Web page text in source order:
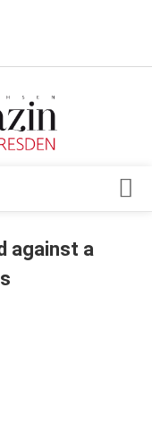
against a